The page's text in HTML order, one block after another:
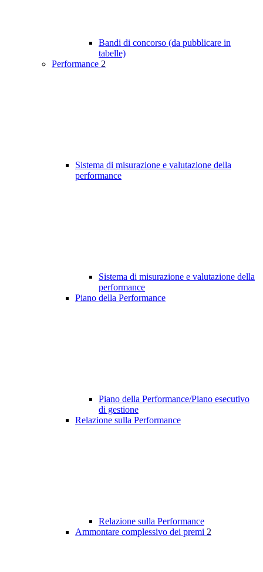
Bandi di concorso (da pubblicare in
tabelle)
Performance 2
Sistema di misurazione e valutazione della
performance
Sistema di misurazione e valutazione della
performance
Piano della Performance
Piano della Performance/Piano esecutivo
di gestione
Relazione sulla Performance
Relazione sulla Performance
Ammontare complessivo dei premi 2